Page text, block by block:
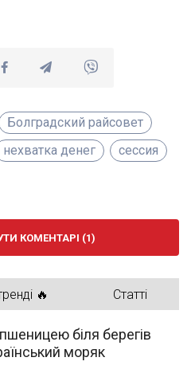
Болградский райсовет
нехватка денег
сессия
КОМЕНТАРІ (1)
🔥 Статті
біля берегів
моряк